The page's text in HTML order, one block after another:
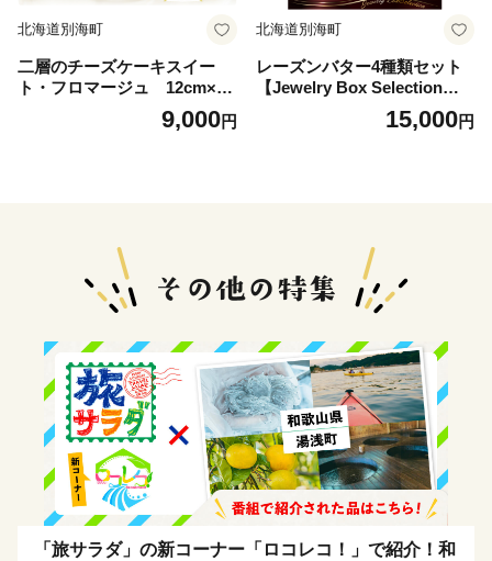
北海道別海町
二層のチーズケーキスイー
ト・フロマージュ 12cm×1
台（北海道,別海町,チーズ,ち
ーず,チーズケーキ,スイーツ,
9,000円
北海道別海町
レーズンバター4種類セット
【Jewelry Box Selection】
【JB0000002】(バター ばた
ー 乳製品 北海道 別海町)
15,000円
「旅サラダ」の新コーナー「ロコレコ！」で紹介！和